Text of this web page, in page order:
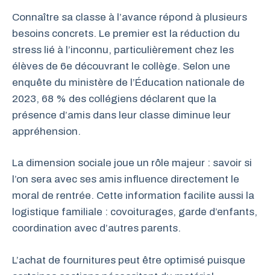
Connaître sa classe à l’avance répond à plusieurs
besoins concrets. Le premier est la réduction du
stress lié à l’inconnu, particulièrement chez les
élèves de 6e découvrant le collège. Selon une
enquête du ministère de l’Éducation nationale de
2023, 68 % des collégiens déclarent que la
présence d’amis dans leur classe diminue leur
appréhension.
La dimension sociale joue un rôle majeur : savoir si
l’on sera avec ses amis influence directement le
moral de rentrée. Cette information facilite aussi la
logistique familiale : covoiturages, garde d’enfants,
coordination avec d’autres parents.
L’achat de fournitures peut être optimisé puisque